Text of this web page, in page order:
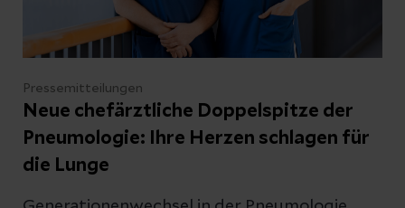
Pressemitteilungen
Neue chefärztliche Doppelspitze der
Pneumologie: Ihre Herzen schlagen für
die Lunge